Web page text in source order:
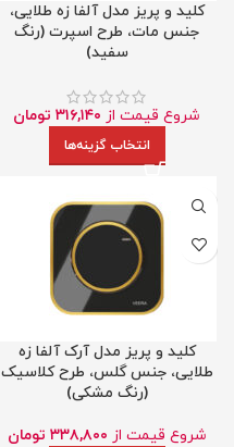
کلید و پریز مدل آلفا زه طلایی،
جنس مات، طرح اسپرت (رنگ
سفید)
شروع قیمت از ۳۱۶,۱۴۰ تومان
انتخاب گزینه‌ها
کلید و پریز مدل آرک آلفا زه
طلایی، جنس گلس، طرح کلاسیک
(رنگ مشکی)
شروع قیمت از ۳۳۸,۸۰۰ تومان